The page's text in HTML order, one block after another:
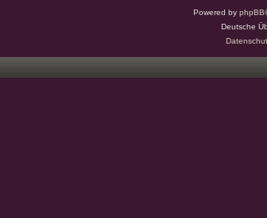
Powered by phpBB
Deutsche